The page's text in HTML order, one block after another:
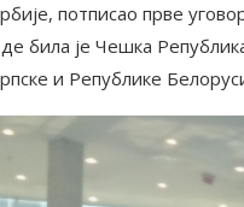
потписао прве
била је Чешка
и Републике